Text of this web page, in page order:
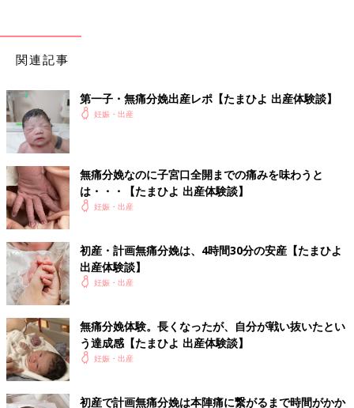
関連記事
第一子・無痛分娩出産レポ【たまひよ 出産体験談】
妊娠・出産
無痛分娩なのに子宮口全開までの痛みを味わうと
は・・・【たまひよ 出産体験談】
妊娠・出産
初産・計画無痛分娩は、4時間30分の安産【たまひよ
出産体験談】
妊娠・出産
無痛分娩体験。長くなったが、自分が戦い抜いたとい
う達成感【たまひよ 出産体験談】
妊娠・出産
初産で計画無痛分娩は本陣痛に繋がるまで時間がかか